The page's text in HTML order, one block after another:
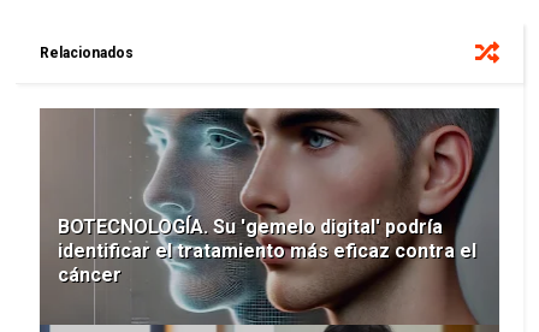
Relacionados
BOTECNOLOGÍA. Su 'gemelo digital' podría
identificar el tratamiento más eficaz contra el
cáncer